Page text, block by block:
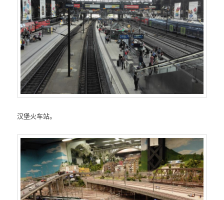
汉堡火车站。